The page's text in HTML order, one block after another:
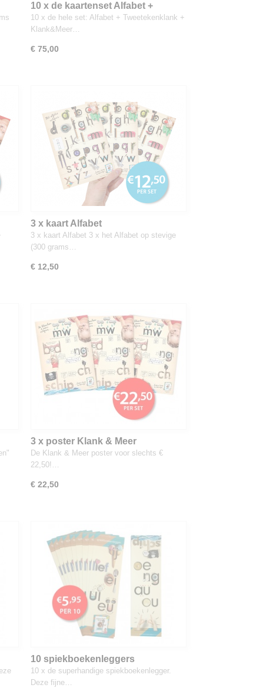
10 x de kaartenset Alfabet +
Tweetekenklank + Klank&Meer
10 x de hele set: Alfabet + Tweetekenklank +
Klank&Meer…
€ 75,00
3 x kaart Alfabet
3 x kaart Alfabet 3 x het Alfabet op stevige
(300 grams…
€ 12,50
3 x poster Klank & Meer
De Klank & Meer poster voor slechts €
22,50!…
€ 22,50
10 spiekboekenleggers
10 x de superhandige spiekboekenlegger.
Deze fijne…